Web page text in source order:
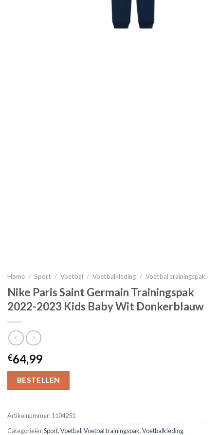
Home / Sport / Voetbal / Voetbalkleding / Voetbal trainingspak
Nike Paris Saint Germain Trainingspak
2022-2023 Kids Baby Wit Donkerblauw
€64,99
BESTELLEN
Artikelnummer:1104251
Categorieën:Sport,Voetbal,Voetbal trainingspak,Voetbalkleding